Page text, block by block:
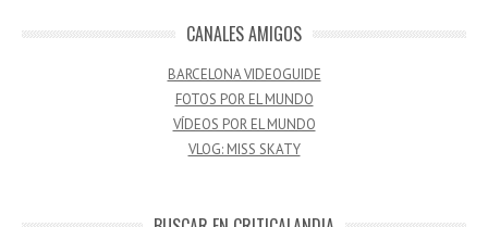
CANALES AMIGOS
BARCELONA VIDEOGUIDE
FOTOS POR EL MUNDO
VÍDEOS POR EL MUNDO
VLOG: MISS SKATY